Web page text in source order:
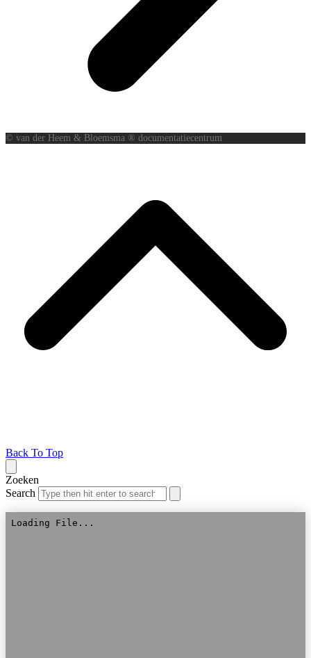
© van der Heem & Bloemsma ® documentatiecentrum
Back To Top
Zoeken
Search